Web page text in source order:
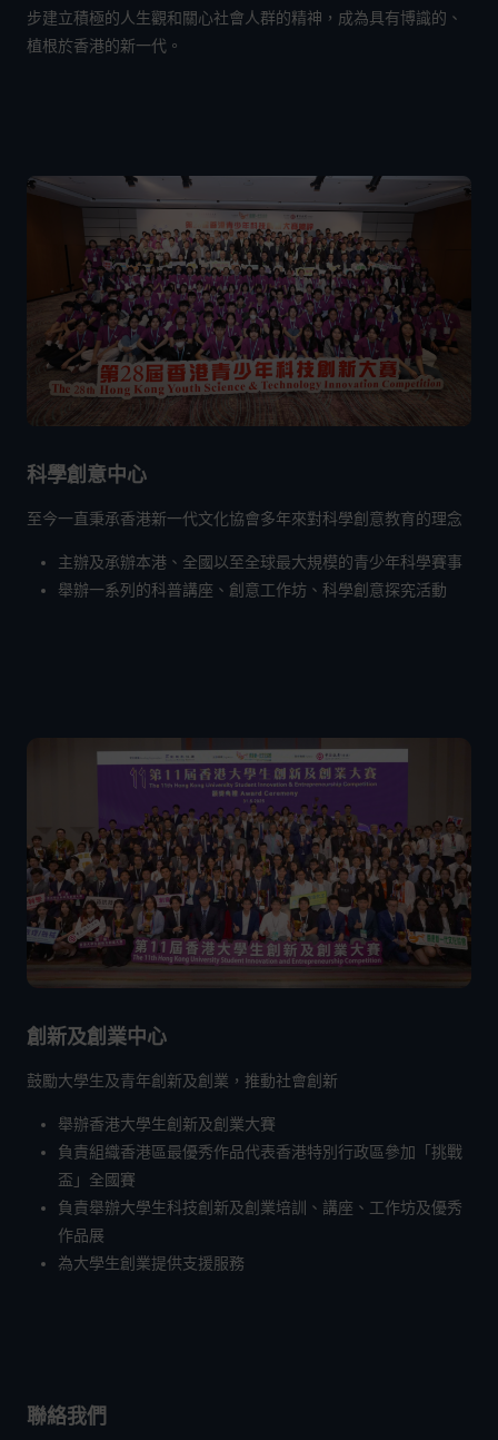
步建立積極的人生觀和關心社會人群的精神，成為具有博識的、
植根於香港的新一代。
科學創意中心
至今一直秉承香港新一代文化協會多年來對科學創意教育的理念
主辦及承辦本港、全國以至全球最大規模的青少年科學賽事
舉辦一系列的科普講座、創意工作坊、科學創意探究活動
創新及創業中心
鼓勵大學生及青年創新及創業，推動社會創新
舉辦香港大學生創新及創業大賽
負責組織香港區最優秀作品代表香港特別行政區參加「挑戰
盃」全國賽
負責舉辦大學生科技創新及創業培訓、講座、工作坊及優秀
作品展
為大學生創業提供支援服務
聯絡我們